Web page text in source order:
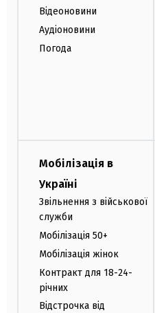
Відеоновини
Аудіоновини
Погода
Мобілізація в
Україні
Звільнення з військової
служби
Мобілізація 50+
Мобілізація жінок
Контракт для 18-24-
річних
Відстрочка від